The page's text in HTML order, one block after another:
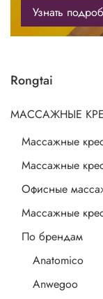
Узнать
Rongtai
МАССАЖНЫЕ
Массажные
Массажные
Офисные
Массажные
По брендам
Anatomico
Anwegoo